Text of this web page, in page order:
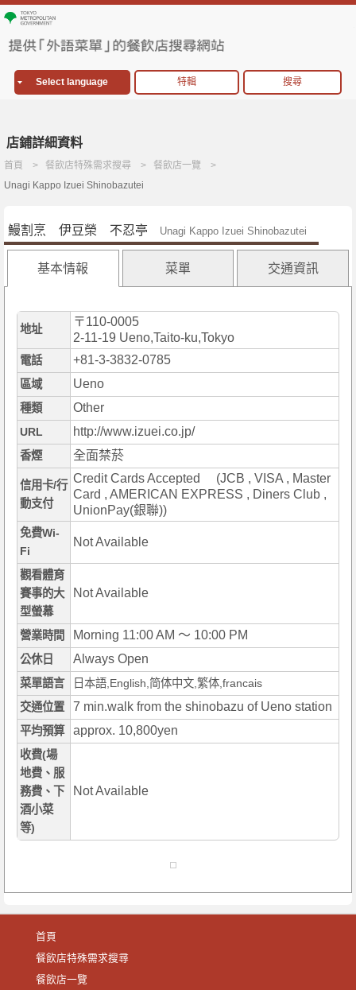
Select language 特輯 搜尋
店鋪詳細資料
首頁 餐飲店特殊需求搜尋
餐飲店一覽
Unagi Kappo Izuei Shinobazutei
鰻割烹 伊豆榮 不忍亭 Unagi Kappo Izuei Shinobazutei
基本情報 菜單 交通資訊
地址
〒110-0005
2-11-19 Ueno,Taito-ku,Tokyo
電話 +81-3-3832-0785
區域 Ueno
種類 Other
URL http://www.izuei.co.jp/
香煙 全面禁菸
信用卡/行
動支付
Credit Cards Accepted (JCB , VISA , Master
Card , AMERICAN EXPRESS , Diners Club ,
UnionPay(銀聯))
免費Wi-
Fi
Not Available
觀看體育
賽事的大
型螢幕
Not Available
營業時間 Morning 11:00 AM ～ 10:00 PM
公休日 Always Open
菜單語言
日本語,English,简体中文,繁体,francais
交通位置
7 min.walk from the shinobazu of Ueno station
平均預算 approx. 10,800yen
收費(場
地費、服
務費、下
酒小菜
等)
Not Available
首頁
餐飲店特殊需求搜尋
餐飲店一覽